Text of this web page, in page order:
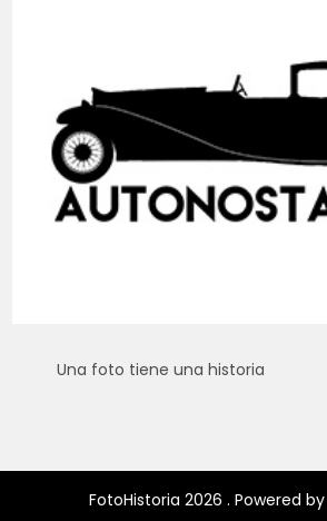
Una foto tiene una historia
FotoHistoria 2026 . Powered